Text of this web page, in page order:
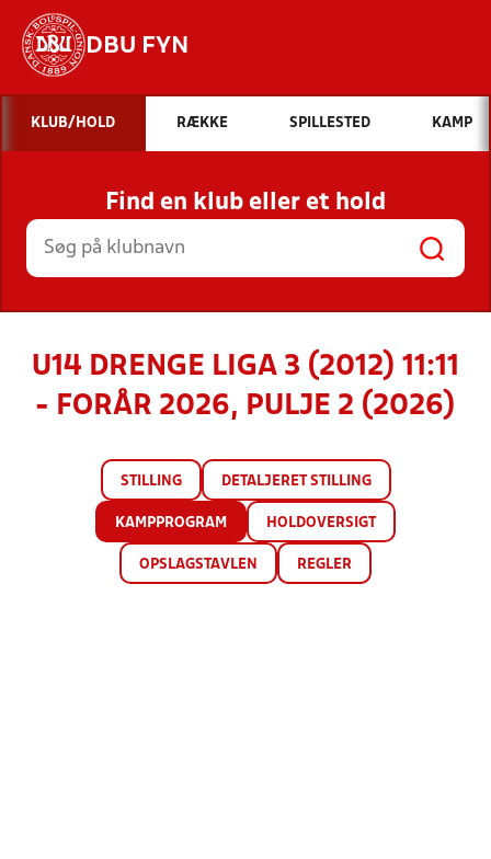
DBU FYN
Hvad vil du søge efter?
INDHOLD OG NYHEDER
STILLINGER, RESULTATER, KLUBBER OG
HOLD
KLUB/HOLD RÆKKE SPILLESTED KAMP
Find en klub eller et hold
U14 DRENGE LIGA 3 (2012) 11:11
- FORÅR 2026, PULJE 2 (2026)
STILLING DETALJERET STILLING
KAMPPROGRAM HOLDOVERSIGT
OPSLAGSTAVLEN REGLER